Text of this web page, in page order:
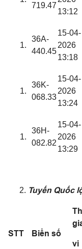
719.47
13:12
36A-
440.45
15-04-
2026
13:18
36K-
068.33
15-04-
2026
13:24
36H-
082.82
15-04-
2026
13:29
Tuyến Quốc
STT Biển số
vi